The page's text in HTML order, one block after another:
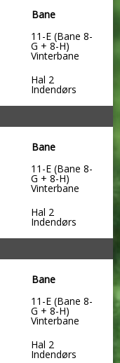
Bane
11-E (Bane 8-
G + 8-H)
Vinterbane
Hal 2
Indendørs
Bane
11-E (Bane 8-
G + 8-H)
Vinterbane
Hal 2
Indendørs
Bane
11-E (Bane 8-
G + 8-H)
Vinterbane
Hal 2
Indendørs